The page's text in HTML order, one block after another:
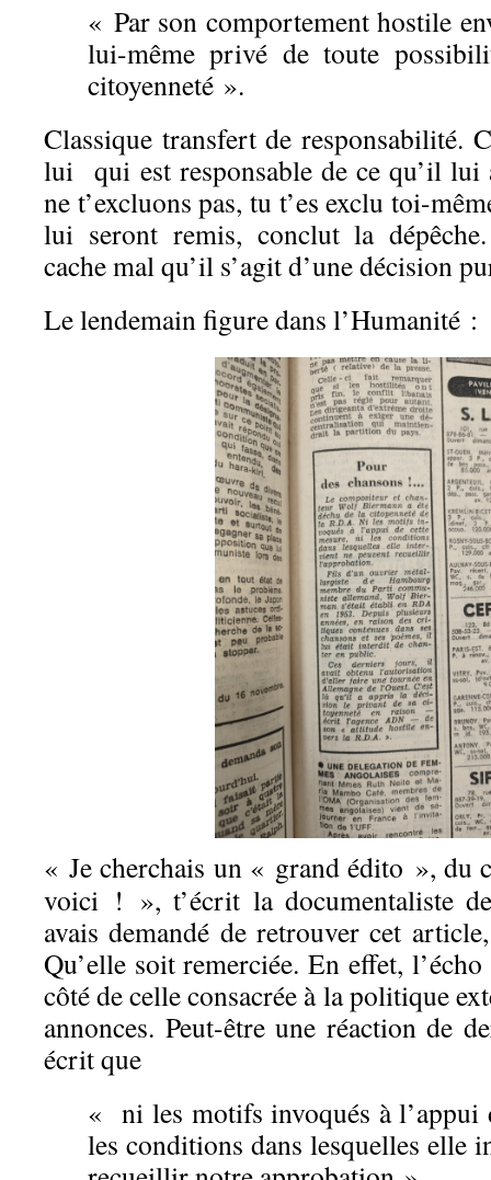
« Par son comportement hostile
lui-même privé de toute
citoyenneté ».
Classique transfert de responsabilité.
lui qui est responsable de ce qu’il
ne t’excluons pas, tu t’es exclu toi-
lui seront remis, conclut la
cache mal qu’il s’agit d’une décision
Le lendemain figure dans l’Humanité :
« Je cherchais un « grand édito », du
voici ! », t’écrit la documentaliste
avais demandé de retrouver cet
Qu’elle soit remerciée. En effet,
côté de celle consacrée à la politique
annonces. Peut-être une réaction de
écrit que
« ni les motifs invoqués à l’appui
les conditions dans lesquelles elle